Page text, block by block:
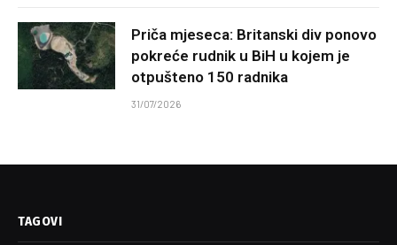
Priča mjeseca: Britanski div ponovo
pokreće rudnik u BiH u kojem je
otpušteno 150 radnika
31/07/2026
TAGOVI